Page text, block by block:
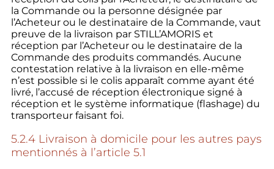
la Commande ou la personne désignée par
l’Acheteur ou le destinataire de la Commande, vaut
preuve de la livraison par STILL’AMORIS et
réception par l’Acheteur ou le destinataire de la
Commande des produits commandés. Aucune
contestation relative à la livraison en elle-même
n’est possible si le colis apparaît comme ayant été
livré, l’accusé de réception électronique signé à
réception et le système informatique (flashage) du
transporteur faisant foi.
5.2.4 Livraison à domicile pour les autres pays
mentionnés à l’article 5.1